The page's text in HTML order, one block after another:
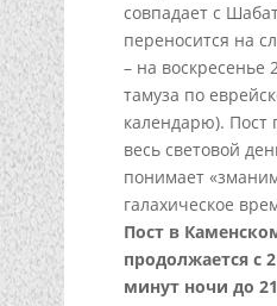
совпадает с
переносится на
– на воскресенье
тамуза по
календарю). Пост
весь световой
понимает
галахическое
Пост в
продолжается с
минут ночи до